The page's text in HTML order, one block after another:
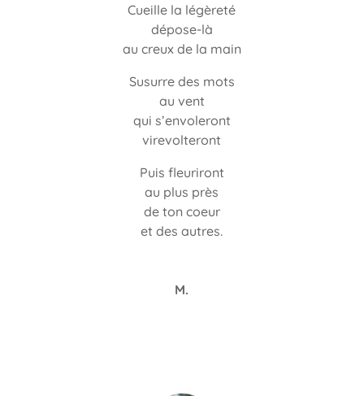
Cueille la légèreté
dépose-là
au creux de la main
Susurre des mots
au vent
qui s’envoleront
virevolteront
Puis fleuriront
au plus près
de ton coeur
et des autres.
M.